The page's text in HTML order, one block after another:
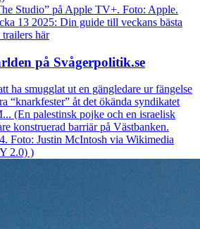
13 2025: Din guide till veckans bästa
trailers här
på Svågerpolitik.se
ha smugglat ut en gängledare ur fängelse
“knarkfester” åt det ökända syndikatet
(En palestinsk pojke och en israelisk
konstruerad barriär på Västbanken.
Foto: Justin McIntosh via Wikimedia
2.0) )